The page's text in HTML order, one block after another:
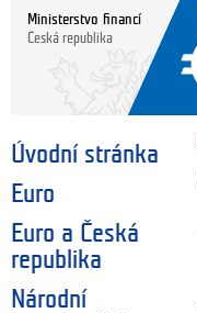
Ministerstvo financí
Česká republika
Úvodní stránka
Euro
Euro a Česká
republika
Národní